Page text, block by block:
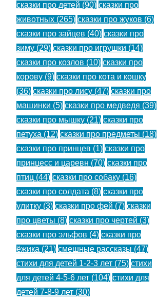
сказки про детей (90) сказки про
животных (265) сказки про жуков (6)
сказки про зайцев (40) сказки про
зиму (29) сказки про игрушки (14)
сказки про козлов (10) сказки про
корову (9) сказки про кота и кошку
(36) сказки про лису (47) сказки про
машинки (5) сказки про медведя (39)
сказки про мышку (21) сказки про
петуха (12) сказки про предметы (18)
сказки про принцев (1) сказки про
принцесс и царевн (70) сказки про
птиц (44) сказки про собаку (16)
сказки про солдата (8) сказки про
улитку (3) сказки про фей (7) сказки
про цветы (8) сказки про чертей (3)
сказки про эльфов (4) сказки про
ёжика (21) смешные рассказы (47)
стихи для детей 1-2-3 лет (75) стихи
для детей 4-5-6 лет (104) стихи для
детей 7-8-9 лет (30)